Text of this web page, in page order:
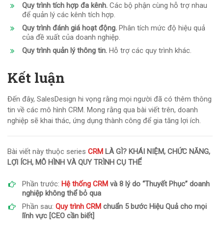
Quy trình tích hợp đa kênh. Các bộ phận cùng hỗ trợ nhau
để quản lý các kênh tích hợp.
Quy trình đánh giá hoạt động. Phân tích mức độ hiệu quả
của đề xuất của doanh nghiệp.
Quy trình quản lý thông tin. Hỗ trợ các quy trình khác.
Kết luận
Đến đây, SalesDesign hi vọng rằng mọi người đã có thêm thông
tin về các mô hình CRM. Mong rằng qua bài viết trên, doanh
nghiệp sẽ khai thác, ứng dụng thành công để gia tăng lợi ích.
Bài viết này thuộc series CRM LÀ GÌ? KHÁI NIỆM, CHỨC NĂNG,
LỢI ÍCH, MÔ HÌNH VÀ QUY TRÌNH CỤ THỂ
Phần trước: Hệ thống CRM và 8 lý do “Thuyết Phục” doanh
nghiệp không thể bỏ qua
Phần sau: Quy trình CRM chuẩn 5 bước Hiệu Quả cho mọi
lĩnh vực [CEO cần biết]